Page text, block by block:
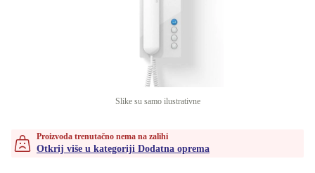
Slike su samo ilustrativne
Proizvoda trenutačno nema na zalihi
Otkrij više u kategoriji Dodatna oprema